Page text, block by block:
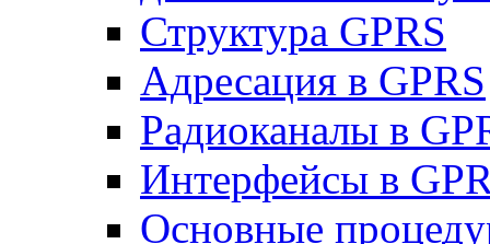
Структура GPRS
Адресация в GPRS
Радиоканалы в
Интерфейсы в
Основные